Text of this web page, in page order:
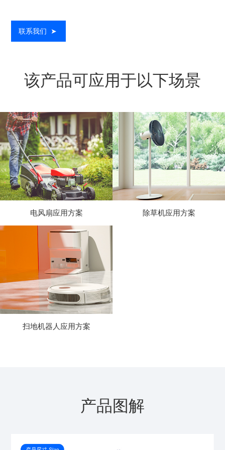
联系我们 ➤
该产品可应用于以下场景
电风扇应用方案 除草机应用方案
扫地机器人应用方案
产品图解